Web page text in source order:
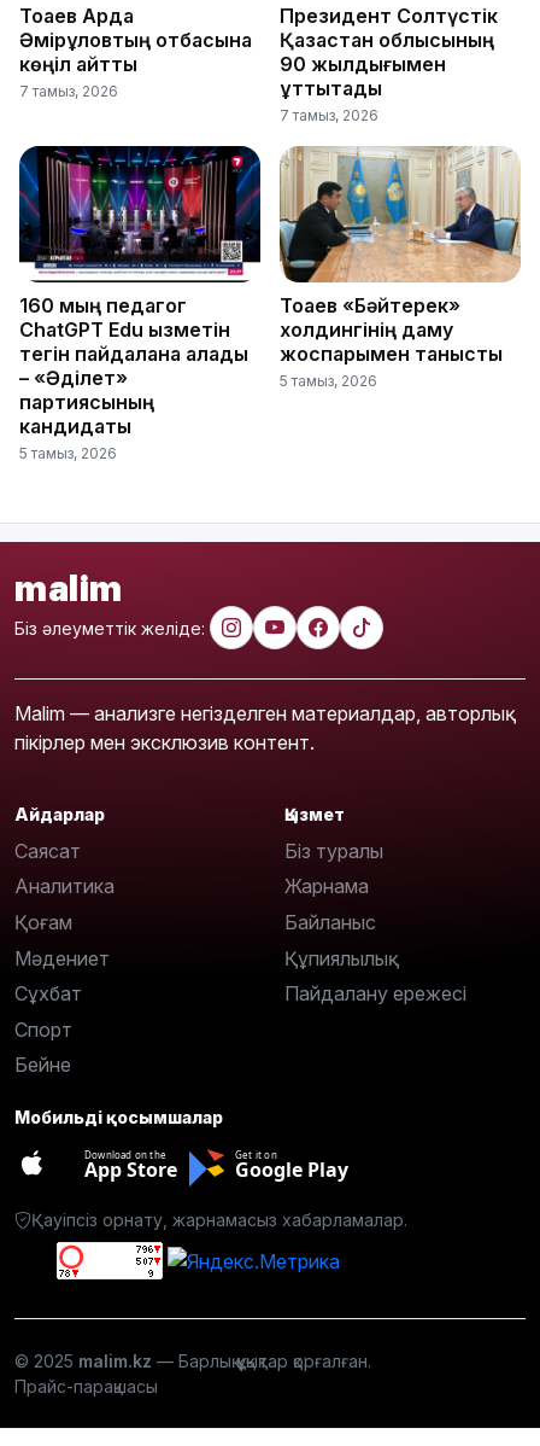
Тоқаев Ардақ
Әмірқұловтың отбасына
көңіл айтты
7 тамыз, 2026
Президент Солтүстік
Қазақстан облысының
90 жылдығымен
құттықтады
7 тамыз, 2026
160 мың педагог
ChatGPT Edu қызметін
тегін пайдалана алады
– «Әділет»
партиясының
кандидаты
5 тамыз, 2026
Тоқаев «Бәйтерек»
холдингінің даму
жоспарымен танысты
5 тамыз, 2026
malim
Біз әлеуметтік желіде:
Malim — анализге негізделген материалдар, авторлық
пікірлер мен эксклюзив контент.
Айдарлар
Саясат
Аналитика
Қоғам
Мәдениет
Сұхбат
Спорт
Бейне
Қызмет
Біз туралы
Жарнама
Байланыс
Құпиялылық
Пайдалану ережесі
Мобильді қосымшалар
Download on the
App Store
Get it on
Google Play
Қауіпсіз орнату, жарнамасыз хабарламалар.
© 2025 malim.kz — Барлық құқықтар қорғалған.
Прайс-парақшасы